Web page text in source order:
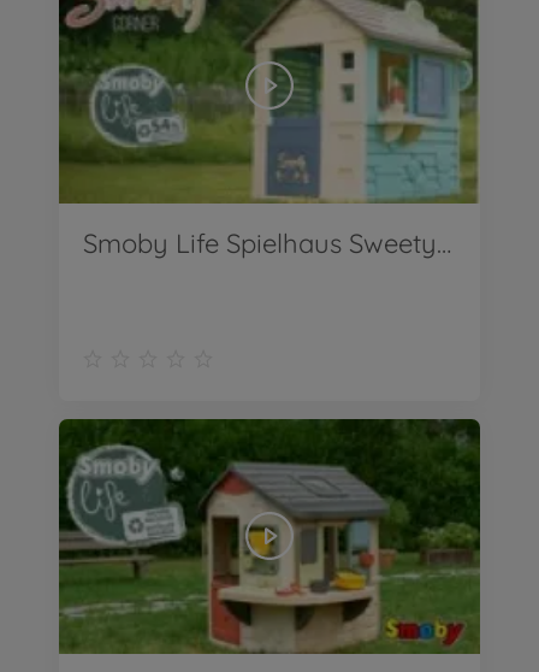
Smoby Life Spielhaus Sweety Corner